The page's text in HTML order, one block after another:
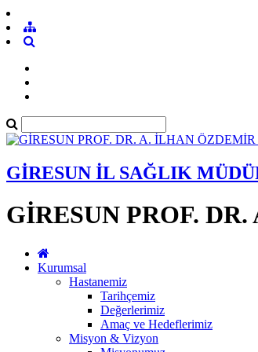
GİRESUN İL SAĞLIK
GİRESUN PROF.
Kurumsal
Hastanemiz
Tarihçemiz
Değerlerimiz
Amaç ve Hedeflerimiz
Misyon & Vizyon